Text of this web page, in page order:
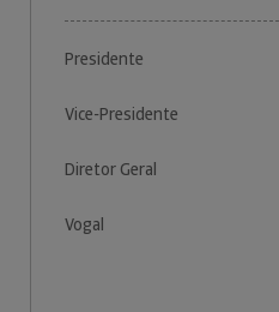
Presidente
Vice-Presidente
Diretor Geral
Vogal